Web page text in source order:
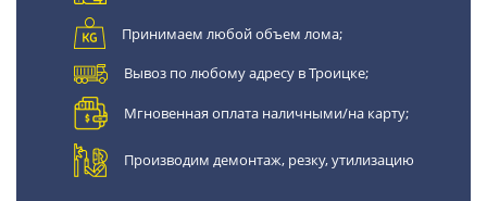
Принимаем любой объем лома;
Вывоз по любому адресу в Троицке;
Мгновенная оплата наличными/на карту;
Производим демонтаж, резку, утилизацию